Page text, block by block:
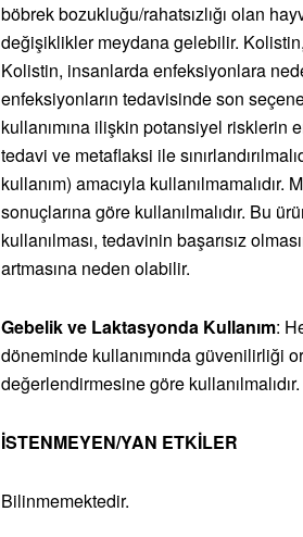
böbrek bozukluğu/rahatsızlığı olan
değişiklikler meydana gelebilir.
Kolistin, insanlarda enfeksiyonlara
enfeksiyonların tedavisinde son
kullanımına ilişkin potansiyel risklerin
tedavi ve metaflaksi ile
kullanım) amacıyla
sonuçlarına göre kullanılmalıdır. Bu
kullanılması, tedavinin başarısız
artmasına neden olabilir.
Gebelik ve Laktasyonda Kullanım:
döneminde kullanımında güvenilirliği
değerlendirmesine göre kullanılmalıdır.
İSTENMEYEN/YAN ETKİLER
Bilinmemektedir.